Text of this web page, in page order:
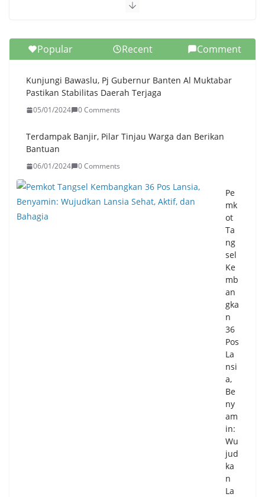
Popular Recent Comment
Kunjungi Bawaslu, Pj Gubernur Banten Al Muktabar
Pastikan Stabilitas Daerah Terjaga
05/01/2024 0 Comments
Terdampak Banjir, Pilar Tinjau Warga dan Berikan
Bantuan
06/01/2024 0 Comments
Pe
mk
ot
Ta
ng
sel
Ke
mb
an
gka
n
36
Pos
La
nsi
a,
Be
ny
am
in:
Wu
jud
ka
n
La